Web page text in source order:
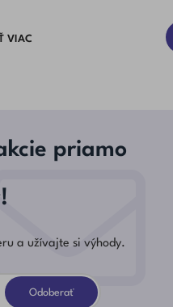
VIAC
priamo
a užívajte si výhody.
Odoberať